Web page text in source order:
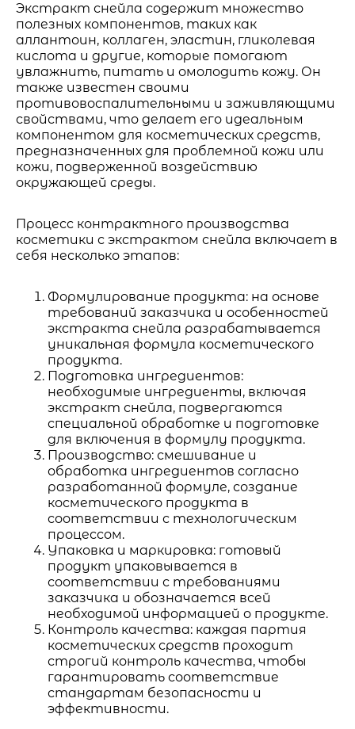
Экстракт снейла содержит множество
полезных компонентов, таких как
аллантоин, коллаген, эластин, гликолевая
кислота и другие, которые помогают
увлажнить, питать и омолодить кожу. Он
также известен своими
противовоспалительными и заживляющими
свойствами, что делает его идеальным
компонентом для косметических средств,
предназначенных для проблемной кожи или
кожи, подверженной воздействию
окружающей среды.
Процесс контрактного производства
косметики с экстрактом снейла включает в
себя несколько этапов:
Формулирование продукта: на основе
требований заказчика и особенностей
экстракта снейла разрабатывается
уникальная формула косметического
продукта.
Подготовка ингредиентов:
необходимые ингредиенты, включая
экстракт снейла, подвергаются
специальной обработке и подготовке
для включения в формулу продукта.
Производство: смешивание и
обработка ингредиентов согласно
разработанной формуле, создание
косметического продукта в
соответствии с технологическим
процессом.
Упаковка и маркировка: готовый
продукт упаковывается в
соответствии с требованиями
заказчика и обозначается всей
необходимой информацией о продукте.
Контроль качества: каждая партия
косметических средств проходит
строгий контроль качества, чтобы
гарантировать соответствие
стандартам безопасности и
эффективности.